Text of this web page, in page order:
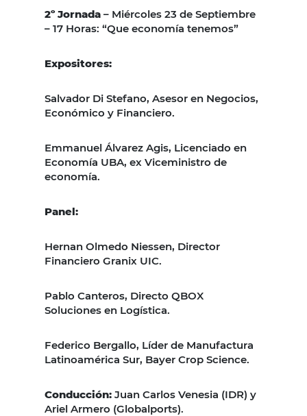
2º Jornada – Miércoles 23 de Septiembre
– 17 Horas: “Que economía tenemos”
Expositores:
Salvador Di Stefano, Asesor en Negocios,
Económico y Financiero.
Emmanuel Álvarez Agis, Licenciado en
Economía UBA, ex Viceministro de
economía.
Panel:
Hernan Olmedo Niessen, Director
Financiero Granix UIC.
Pablo Canteros, Directo QBOX
Soluciones en Logística.
Federico Bergallo, Líder de Manufactura
Latinoamérica Sur, Bayer Crop Science.
Conducción: Juan Carlos Venesia (IDR) y
Ariel Armero (Globalports).